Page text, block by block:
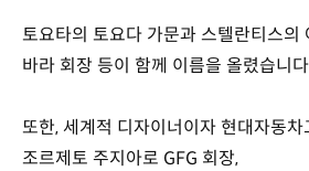
토요타의 토요다 가문과 스텔란티스의
바라 회장 등이 함께 이름을 올렸습니
또한, 세계적 디자이너이자 현대자동
조르제토 주지아로 GFG 회장,